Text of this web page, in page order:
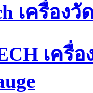
เครื่อง
เครื่